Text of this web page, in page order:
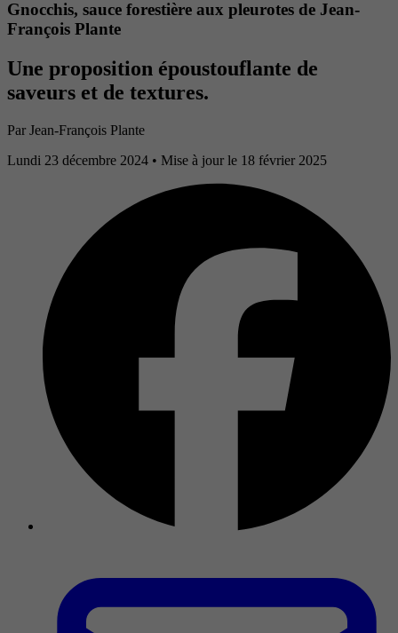
Gnocchis, sauce forestière aux pleurotes de Jean-
François Plante
Une proposition époustouflante de
saveurs et de textures.
Par Jean-François Plante
Lundi 23 décembre 2024 • Mise à jour le 18 février 2025